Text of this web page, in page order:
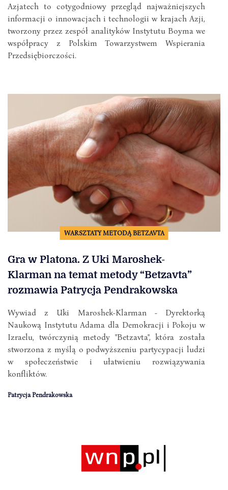
Azjatech to cotygodniowy przegląd najważniejszych
informacji o innowacjach i technologii w krajach Azji,
tworzony przez zespół analityków Instytutu Boyma we
współpracy z Polskim Towarzystwem Wspierania
Przedsiębiorczości.
WARSZTATY METODĄ BETZAVTA
Gra w Platona. Z Uki Maroshek-
Klarman na temat metody “Betzavta”
rozmawia Patrycja Pendrakowska
Wywiad z Uki Maroshek-Klarman - Dyrektorką
Naukową Instytutu Adama dla Demokracji i Pokoju w
Izraelu, twórczynią metody "Betzavta", która została
stworzona z myślą o podwyższeniu partycypacji ludzi
w społeczeństwie i ułatwieniu rozwiązywania
konfliktów.
Patrycja Pendrakowska